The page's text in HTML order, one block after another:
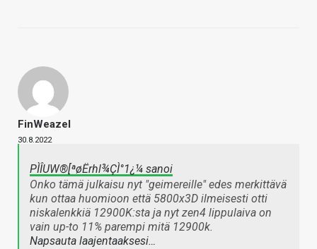
FinWeazel
30.8.2022
PÌÎUW®[ªøËrhl¾ÇÌ°1¿¼ sanoi
Onko tämä julkaisu nyt "geimereille" edes merkittävä
kun ottaa huomioon että 5800x3D ilmeisesti otti
niskalenkkiä 12900K:sta ja nyt zen4 lippulaiva on
vain up-to 11% parempi mitä 12900k.
Napsauta laajentaaksesi…